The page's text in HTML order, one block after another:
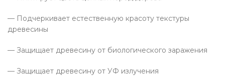
— Подчеркивает естественную красоту текстуры
древесины
— Защищает древесину от биологического заражения
— Защищает древесину от УФ излучения